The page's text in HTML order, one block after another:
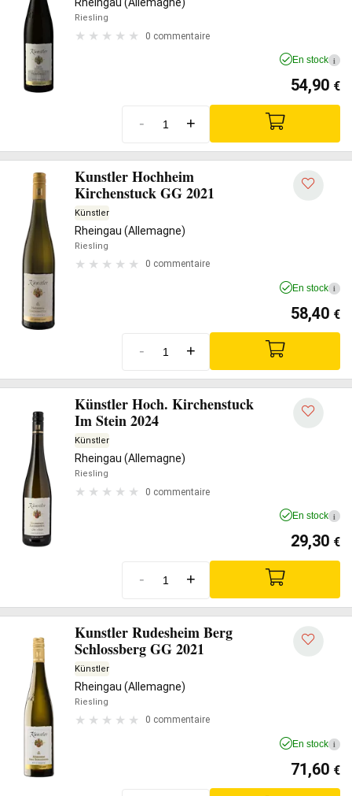
Riesling
0 commentaire
En stock i
54,90 €
- +
Kunstler Hochheim
Kirchenstuck GG 2021
Künstler
Rheingau (Allemagne)
Riesling
0 commentaire
En stock i
58,40 €
- +
Künstler Hoch. Kirchenstuck
Im Stein 2024
Künstler
Rheingau (Allemagne)
Riesling
0 commentaire
En stock i
29,30 €
- +
Kunstler Rudesheim Berg
Schlossberg GG 2021
Künstler
Rheingau (Allemagne)
Riesling
0 commentaire
En stock i
71,60 €